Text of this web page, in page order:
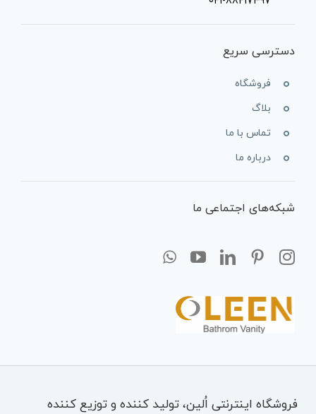
دسترسی سریع
فروشگاه
بلاگ
تماس با ما
درباره ما
شبکه‌های اجتماعی ما
فروشگاه اینترنتی اُلین، تولید کننده و توزیع کننده